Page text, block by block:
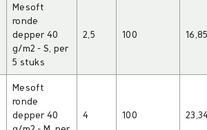
Mesoft
ronde
depper 40
g/m2 - S, per
5 stuks
2,5 100
Mesoft
ronde
depper 40
4 100